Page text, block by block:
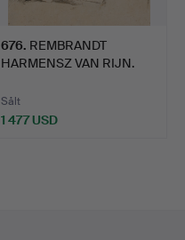
676. REMBRANDT
HARMENSZ VAN RIJN.
Sålt
1 477 USD